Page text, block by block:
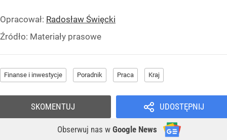
Opracował: Radosław Święcki
Źródło: Materiały prasowe
Finanse i inwestycje Poradnik Praca Kraj
UDOSTĘPNIJ
Obserwuj nas w Google News
SKOMENTUJ